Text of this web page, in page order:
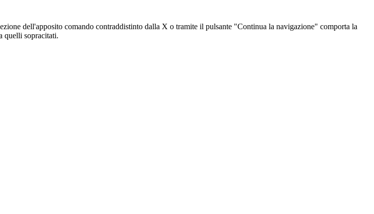
dell'apposito comando contraddistinto dalla X o tramite il pulsante "Continua la navigazione" comporta la
quelli sopracitati.